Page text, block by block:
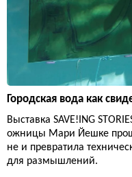
Городская вода как
Выставка SAVE!ING
ожницы Мари Йешке
не и превратила
для размышлений.